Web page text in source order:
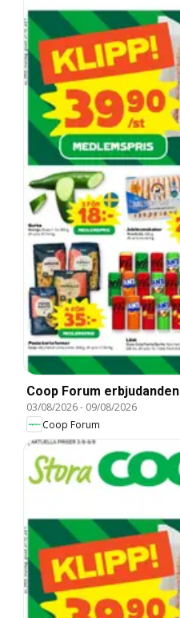
Coop Forum erbjudanden
03/08/2026- 09/08/2026
Coop Forum